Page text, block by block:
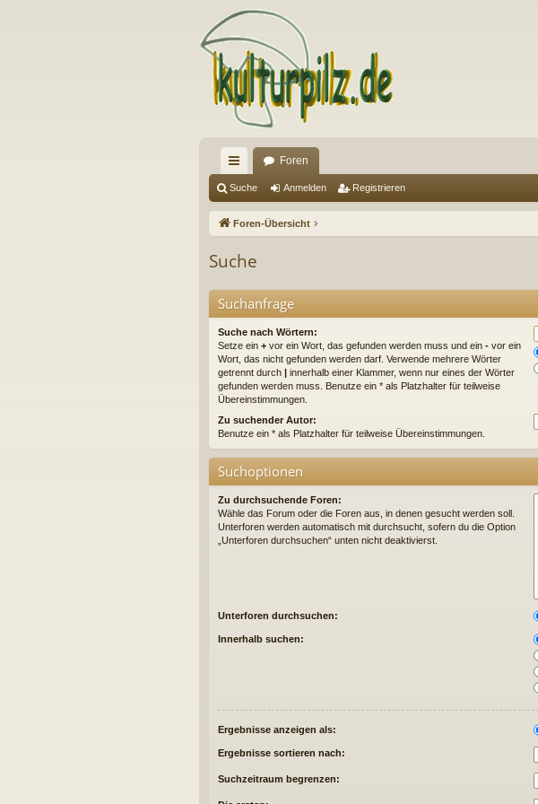
ch
ne
ug
Foren
Suche Anmelden Registrieren
Foren-Übersicht
Suche
Suchanfrage
Suche nach Wörtern:
Setze ein + vor ein Wort, das gefunden werden muss und ein - vor ein
Wort, das nicht gefunden werden darf. Verwende mehrere Wörter
getrennt durch | innerhalb einer Klammer, wenn nur eines der Wörter
gefunden werden muss. Benutze ein * als Platzhalter für teilweise
Übereinstimmungen.
Zu suchender Autor:
Benutze ein * als Platzhalter für teilweise Übereinstimmungen.
Suchoptionen
Zu durchsuchende Foren:
Wähle das Forum oder die Foren aus, in denen gesucht werden soll.
Unterforen werden automatisch mit durchsucht, sofern du die Option
„Unterforen durchsuchen“ unten nicht deaktivierst.
Unterforen durchsuchen:
Innerhalb suchen:
Ergebnisse anzeigen als:
Ergebnisse sortieren nach:
Suchzeitraum begrenzen: